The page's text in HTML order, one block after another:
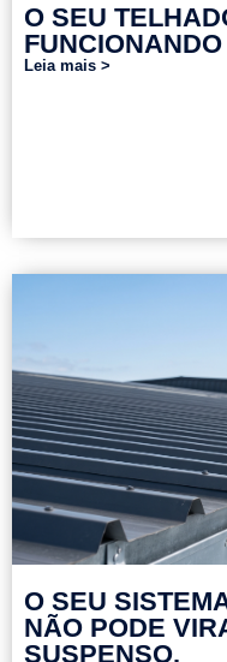
O SEU
Leia mais >
O SEU
NÃO PODE
SUSPENSO.